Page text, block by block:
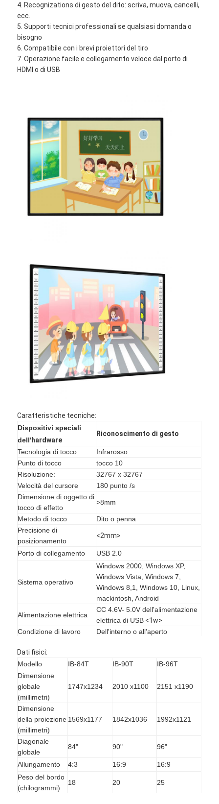
Casa
Prodotti
Video
Mostra VR
Fatory Tour
Controllo di qualità
Contattaci
notizie
Tutti i casi
Lavagna interattiva di Iboard
lavagna interattiva di ir
lavagna interattiva infrarossa
Schermo piatto interattivo
Monitor interattivo del touch screen
bordo astuto dell'affissione a cristalli liquidi
Lavagna interattiva del LED
Lavagna interattiva del touch screen
tutti in una lavagna interattiva
lavagna interattiva portatile
4. Recognizations di gesto del dito: scriva, muova, cancelli,
ecc.
5. Supporti tecnici professionali se qualsiasi domanda o
bisogno
6. Compatibile con i brevi proiettori del tiro
7. Operazione facile e collegamento veloce dal porto di
HDMI o di USB
Caratteristiche tecniche:
Dispositivi speciali
dell'hardware
Riconoscimento di gesto
Tecnologia di tocco
Infrarosso
Punto di tocco
tocco 10
Risoluzione:
32767 x 32767
Velocità del cursore
180 punto /s
Dimensione di oggetto di
tocco di effetto
>8mm
Metodo di tocco
Dito o penna
Precisione di
posizionamento
<2mm>
Porto di collegamento USB 2.0
Sistema operativo
Windows 2000, Windows XP,
Windows Vista, Windows 7,
Windows 8,1, Windows 10, Linux,
mackintosh, Android
Alimentazione elettrica
CC 4.6V- 5.0V dell'alimentazione
elettrica di USB <1w>
Condizione di lavoro
Dell'interno o all'aperto
Stoccaggio
Temperatura: Umidità di
Installazione
Fissato al muro, gabinetti,
Dati fisici:
Modello
IB-84T IB-90T
IB-96T
Dimensione
globale
(millimetri)
1747x1234 2010 x1100 2151 x1190
Dimensione
della proiezione
(millimetri)
1569x1177 1842x1036 1992x1121
Diagonale
globale
84" 90" 96"
Allungamento 4:3 16:9
16:9
Peso del bordo
(chilogrammi)
18 20 25